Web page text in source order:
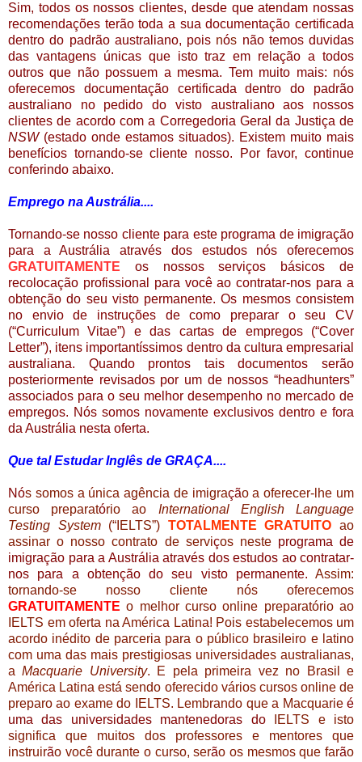
Sim, todos os nossos clientes, desde que atendam nossas
recomendações terão toda a sua documentação certificada
dentro do padrão australiano, pois nós não temos duvidas
das vantagens únicas que isto traz em relação a todos
outros que não possuem a mesma. Tem muito mais: nós
oferecemos documentação certificada dentro do padrão
australiano no pedido do visto australiano aos nossos
clientes de acordo com a Corregedoria Geral da Justiça de
NSW(estado onde estamos situados). Existem muito mais
benefícios tornando-se cliente nosso. Por favor, continue
conferindo abaixo.
Emprego na Austrália....
Tornando-se nosso cliente para este programa de imigração
para a Austrália através dos estudosnós oferecemos
GRATUITAMENTE os nossos serviços básicos de
recolocação profissional para você ao contratar-nos para a
obtenção do seu visto permanente. Os mesmos consistem
no envio de instruções de como preparar o seu CV
(“Curriculum Vitae”) e das cartas de empregos (“Cover
Letter”), itens importantíssimos dentro da cultura empresarial
australiana. Quando prontos tais documentos serão
posteriormente revisados por um de nossos “headhunters”
associados para o seu melhor desempenho no mercado de
empregos. Nós somos novamente exclusivos dentro e fora
da Austrália nesta oferta.
Que tal Estudar Inglês de GRAÇA....
Nós somos a única agência de imigração a oferecer-lhe um
curso preparatório ao International English Language
Testing System(“IELTS”) TOTALMENTE GRATUITO ao
assinar o nosso contrato de serviços neste programa de
imigração para a Austrália através dos estudos ao contratar-
nos para a obtenção do seu visto permanente. Assim:
tornando-se nosso cliente nós oferecemos
GRATUITAMENTE o melhor curso online preparatório ao
IELTS em oferta na América Latina! Pois estabelecemos um
acordo inédito de parceria para o público brasileiro e latino
com uma das mais prestigiosas universidades australianas,
aMacquarie University. E pela primeira vez no Brasil e
América Latina está sendo oferecido vários cursos online de
preparo ao exame do IELTS. Lembrando que a Macquarie é
uma das universidades mantenedoras do
IELTS e isto
significa que muitos dos professores e mentores que
instruirão você durante o curso, serão os mesmos que farão